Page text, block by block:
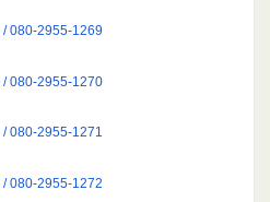
080-2955-1269
080-2955-1270
080-2955-1271
080-2955-1272